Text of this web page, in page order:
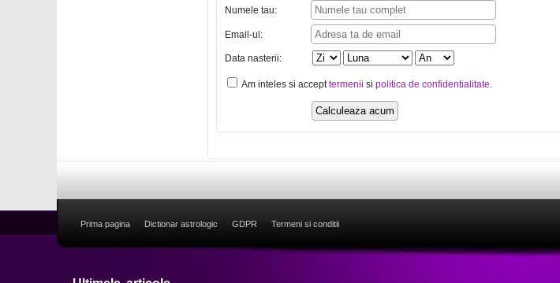
Numele tau:
Email-ul:
Data nasterii:
Am inteles si accepttermenii si politica de confidentialitate.
Prima pagina Dictionar astrologic GDPR Termeni si conditii